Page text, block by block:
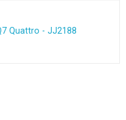
Quattro - JJ2188